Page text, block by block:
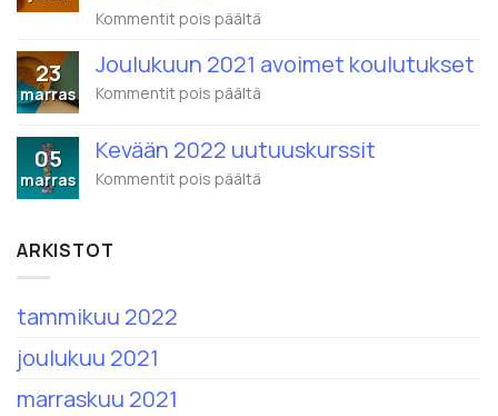
alkaen
nimi
Kommentit pois päältä
2022
avoimet
23
marras
Joulukuun 2021 avoimet koulutukset
Kommentit pois päältä
avoimet
koulutukset
05
marras
Kevään 2022 uutuuskurssit
Kommentit pois päältä
ARKISTOT
tammikuu 2022
joulukuu 2021
marraskuu 2021